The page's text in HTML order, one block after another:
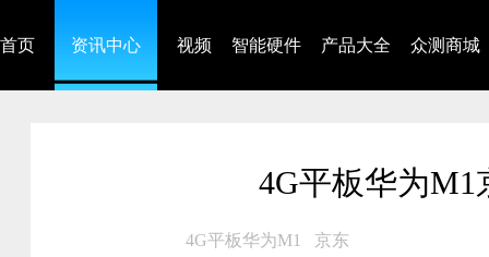
首页 资讯中心 视频 智能硬件 产品大全 众测商城
4G平板华为M1
4G平板华为M1 京东